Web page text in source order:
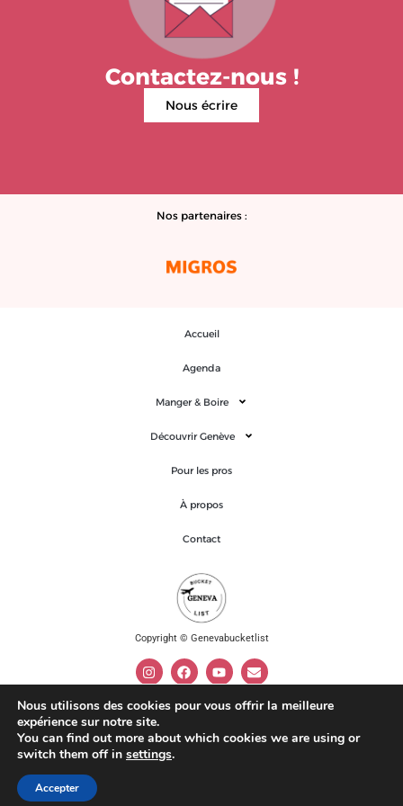
Contactez-nous !
Nous écrire
Nos partenaires :
Accueil
Agenda
Manger & Boire
Découvrir Genève
Pour les pros
À propos
Contact
Copyright © Genevabucketlist
Mentions légales
Nous utilisons des cookies pour vous offrir la meilleure
expérience sur notre site.
You can find out more about which cookies we are using or
switch them off in settings.
Accepter